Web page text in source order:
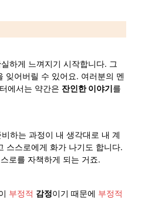
하게 느껴지기 시작합니다. 그
잊어버릴 수 있어요. 여러분의 멘
에서는 약간은 잔인한 이야기를
하는 과정이 내 생각대로 내 계
스스로에게 화가 나기도 합니다.
로를 자책하게 되는 거죠.
부정적 감정이기 때문에 부정적